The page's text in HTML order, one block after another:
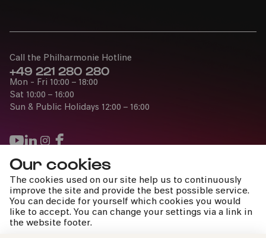
Our cookies
The cookies used on our site help us to continuously
improve the site and provide the best possible service.
You can decide for yourself which cookies you would
like to accept. You can change your settings via a link in
the website footer.
Press
Jobs
News
Contact
Submit a withdrawal request
Call the Philharmonie Hotline
+49 221 280 280
Mon - Fri 10:00 – 18:00
Sat 10:00 – 16:00
Sun & Public Holidays 12:00 – 16:00